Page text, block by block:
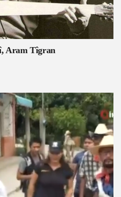
Aram Tîgran